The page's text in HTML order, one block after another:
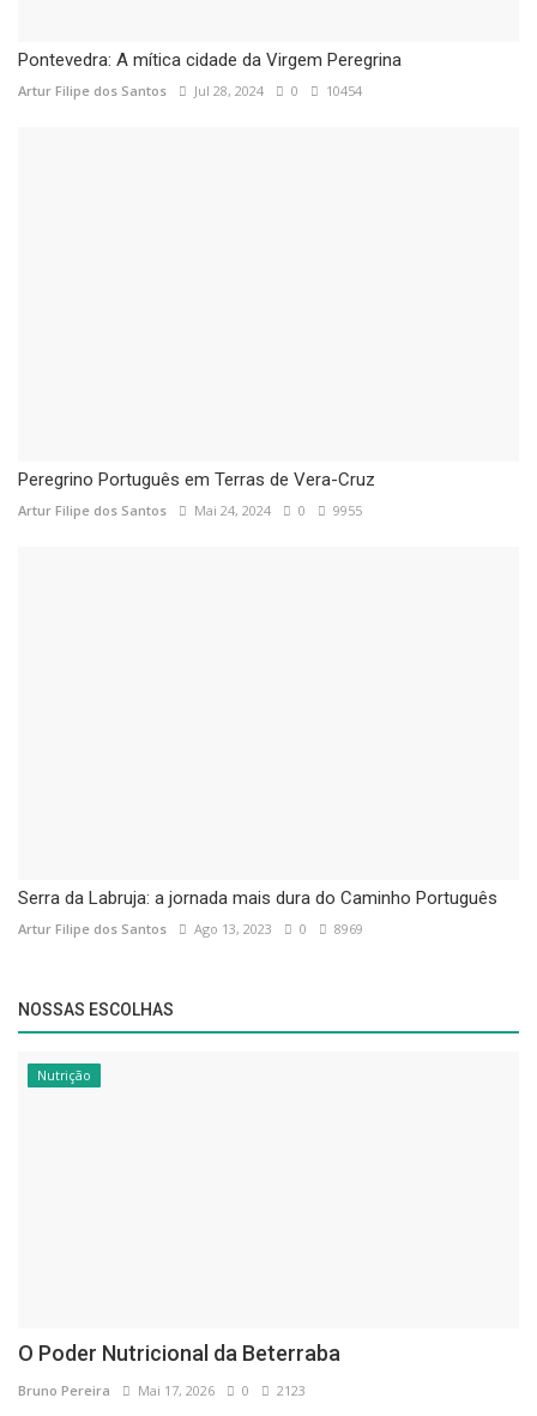
Pontevedra: A mítica cidade da Virgem Peregrina
Artur Filipe dos Santos Jul 28, 2024 0 10454
Peregrino Português em Terras de Vera-Cruz
Artur Filipe dos Santos Mai 24, 2024 0 9955
Serra da Labruja: a jornada mais dura do Caminho Português
Artur Filipe dos Santos Ago 13, 2023 0 8969
NOSSAS ESCOLHAS
Nutrição
O Poder Nutricional da Beterraba
Bruno Pereira Mai 17, 2026 0 2123